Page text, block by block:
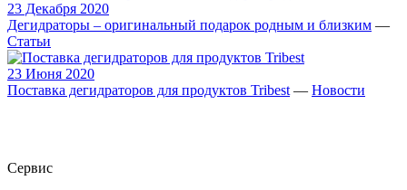
23 Декабря 2020
Дегидраторы – оригинальный подарок родным и близким —
Статьи
23 Июня 2020
Поставка дегидраторов для продуктов Tribest — Новости
Сервис